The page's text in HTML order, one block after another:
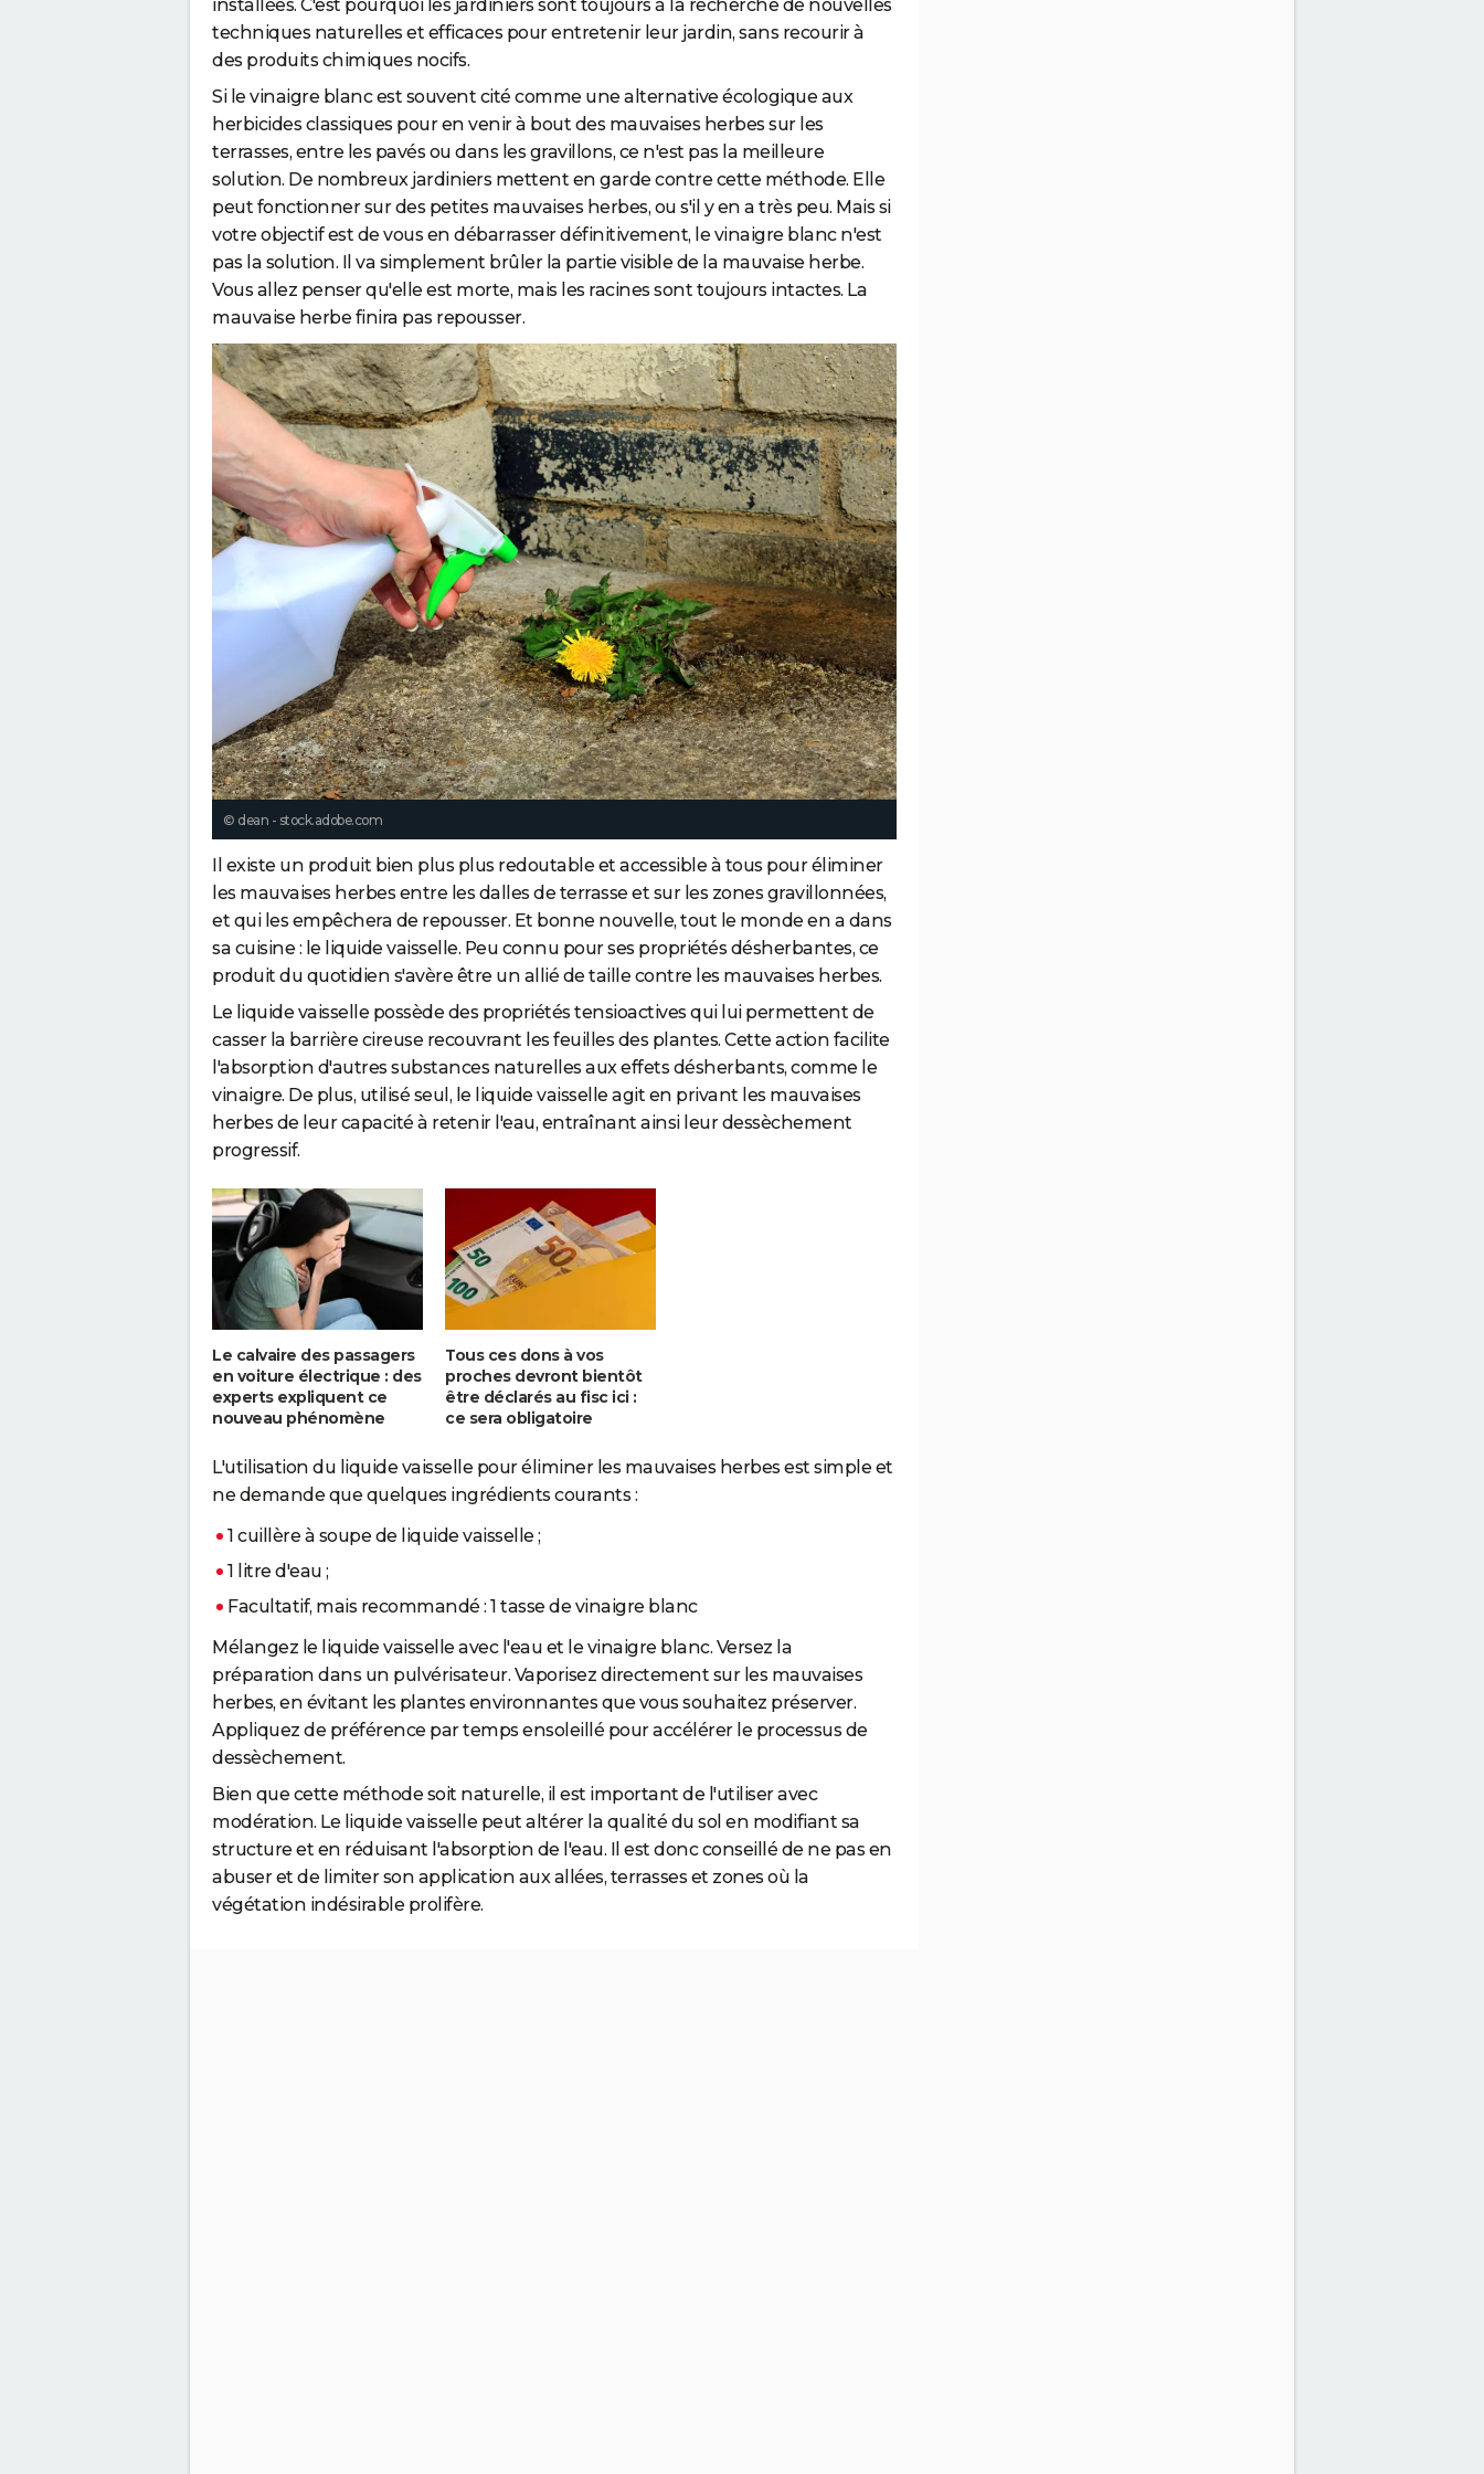
m
a
v
a
i
s
e
h
e
b
s
a
n
s
e
"
installées. C'est pourquoi les jardiniers sont toujours à la recherche de nouvelles
techniques naturelles et efficaces pour entretenir leur jardin, sans recourir à
des produits chimiques nocifs.
Si le vinaigre blanc est souvent cité comme une alternative écologique aux
herbicides classiques pour en venir à bout des mauvaises herbes sur les
terrasses, entre les pavés ou dans les gravillons, ce n'est pas la meilleure
solution. De nombreux jardiniers mettent en garde contre cette méthode. Elle
peut fonctionner sur des petites mauvaises herbes, ou s'il y en a très peu. Mais si
votre objectif est de vous en débarrasser définitivement, le vinaigre blanc n'est
pas la solution. Il va simplement brûler la partie visible de la mauvaise herbe.
Vous allez penser qu'elle est morte, mais les racines sont toujours intactes. La
mauvaise herbe finira pas repousser.
© dean - stock.adobe.com
Il existe un produit bien plus plus redoutable et accessible à tous pour éliminer
les mauvaises herbes entre les dalles de terrasse et sur les zones gravillonnées,
et qui les empêchera de repousser. Et bonne nouvelle, tout le monde en a dans
sa cuisine : le liquide vaisselle. Peu connu pour ses propriétés désherbantes, ce
produit du quotidien s'avère être un allié de taille contre les mauvaises herbes.
Le liquide vaisselle possède des propriétés tensioactives qui lui permettent de
casser la barrière cireuse recouvrant les feuilles des plantes. Cette action facilite
l'absorption d'autres substances naturelles aux effets désherbants, comme le
vinaigre. De plus, utilisé seul, le liquide vaisselle agit en privant les mauvaises
herbes de leur capacité à retenir l'eau, entraînant ainsi leur dessèchement
progressif.
Le calvaire des passagers
en voiture électrique : des
experts expliquent ce
nouveau phénomène
Tous ces dons à vos
proches devront bientôt
être déclarés au fisc ici :
ce sera obligatoire
L'utilisation du liquide vaisselle pour éliminer les mauvaises herbes est simple et
ne demande que quelques ingrédients courants :
1 cuillère à soupe de liquide vaisselle ;
1 litre d'eau ;
Facultatif, mais recommandé : 1 tasse de vinaigre blanc
Mélangez le liquide vaisselle avec l'eau et le vinaigre blanc. Versez la
préparation dans un pulvérisateur. Vaporisez directement sur les mauvaises
herbes, en évitant les plantes environnantes que vous souhaitez préserver.
Appliquez de préférence par temps ensoleillé pour accélérer le processus de
dessèchement.
Bien que cette méthode soit naturelle, il est important de l'utiliser avec
modération. Le liquide vaisselle peut altérer la qualité du sol en modifiant sa
structure et en réduisant l'absorption de l'eau. Il est donc conseillé de ne pas en
abuser et de limiter son application aux allées, terrasses et zones où la
végétation indésirable prolifère.